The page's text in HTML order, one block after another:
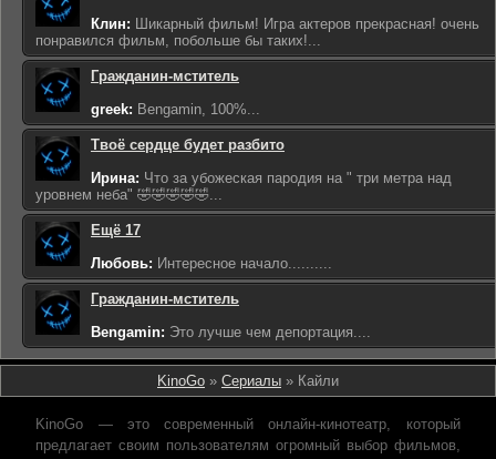
Клин: Шикарный фильм! Игра актеров прекрасная! очень
понравился фильм, побольше бы таких!...
Гражданин-мститель
greek: Bengamin, 100%...
Твоё сердце будет разбито
Ирина: Что за убожеская пародия на " три метра над
уровнем неба" 🤣🤣🤣🤣🤣...
Ещё 17
Любовь: Интересное начало..........
Гражданин-мститель
Bengamin: Это лучше чем депортация....
KinoGo » Сериалы » Кайли
KinoGo — это современный онлайн-кинотеатр, который
предлагает своим пользователям огромный выбор фильмов,